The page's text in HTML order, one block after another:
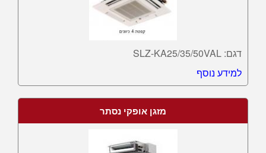
דגם: SLZ-KA25/35/50VAL
למידע נוסף
מזגן אופקי נסתר